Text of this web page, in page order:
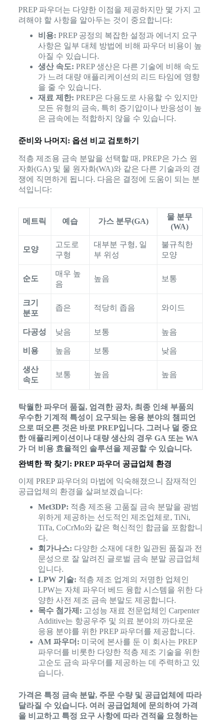
PREP 파우더는 다양한 이점을 제공하지만 몇 가지 고
려해야 할 사항을 알아두는 것이 중요합니다:
비용: PREP 공정의 복잡한 설정과 에너지 요구
사항은 일부 대체 방법에 비해 파우더 비용이 높
아질 수 있습니다.
생산 속도: PREP 생산은 다른 기술에 비해 속도
가 느려 대량 애플리케이션의 리드 타임에 영향
을 줄 수 있습니다.
재료 제한: PREP은 다용도로 사용할 수 있지만
모든 유형의 금속, 특히 증기압이나 반응성이 높
은 금속에는 적합하지 않을 수 있습니다.
준비와 나머지: 옵션 비교 검토하기
적층 제조용 금속 분말을 선택할 때, PREP은 가스 원
자화(GA) 및 물 원자화(WA)와 같은 다른 기술과의 경
쟁에 직면하게 됩니다. 다음은 결정에 도움이 되는 분
석입니다:
메트릭 예습 가스 분무(GA)
물 분무
(WA)
모양
고도로
구형
대부분 구형, 일
부 위성
불규칙한
모양
순도
매우 높
음
높음 보통
크기
분포
좁은 적당히 좁음 와이드
다공성 낮음 보통 높음
비용 높음 보통 낮음
생산
속도
보통 높음 높음
탁월한 파우더 품질, 엄격한 공차, 최종 인쇄 부품의
우수한 기계적 특성이 요구되는 응용 분야의 챔피언
으로 떠오른 것은 바로 PREP입니다. 그러나 덜 중요
한 애플리케이션이나 대량 생산의 경우 GA 또는 WA
가 더 비용 효율적인 솔루션을 제공할 수 있습니다.
완벽한 짝 찾기: PREP 파우더 공급업체 환경
이제 PREP 파우더의 마법에 익숙해졌으니 잠재적인
공급업체의 환경을 살펴보겠습니다:
Met3DP: 적층 제조용 고품질 금속 분말을 광범
위하게 제공하는 선도적인 제조업체로, TiNi,
TiTa, CoCrMo와 같은 혁신적인 합금을 포함합니
다.
회가나스: 다양한 소재에 대한 일관된 품질과 전
문성으로 잘 알려진 글로벌 금속 분말 공급업체
입니다.
LPW 기술: 적층 제조 업계의 저명한 업체인
LPW는 자체 파우더 베드 융합 시스템을 위한 다
양한 사전 제조 금속 분말도 제공합니다.
목수 첨가제: 고성능 재료 전문업체인 Carpenter
Additive는 항공우주 및 의료 분야의 까다로운
응용 분야를 위한 PREP 파우더를 제공합니다.
AM 파우더: 미국에 본사를 둔 이 회사는 PREP
파우더를 비롯한 다양한 적층 제조 기술을 위한
고순도 금속 파우더를 제공하는 데 주력하고 있
습니다.
가격은 특정 금속 분말, 주문 수량 및 공급업체에 따라
달라질 수 있습니다. 여러 공급업체에 문의하여 가격
을 비교하고 특정 요구 사항에 따라 견적을 요청하는